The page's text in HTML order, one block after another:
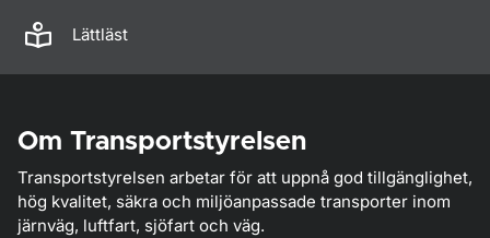
Lättläst
Om Transportstyrelsen
Transportstyrelsen arbetar för att uppnå god tillgänglighet,
hög kvalitet, säkra och miljöanpassade transporter inom
järnväg, luftfart, sjöfart och väg.